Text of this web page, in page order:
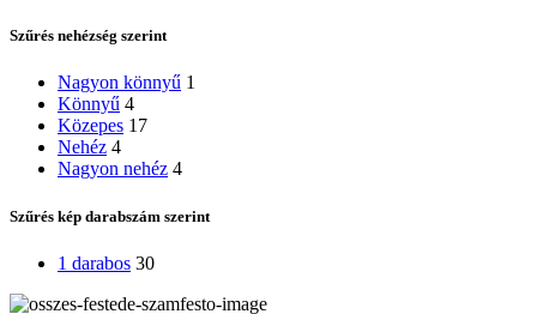
Szűrés nehézség szerint
Nagyon könnyű 1
Könnyű 4
Közepes 17
Nehéz 4
Nagyon nehéz 4
Szűrés kép darabszám szerint
1 darabos 30